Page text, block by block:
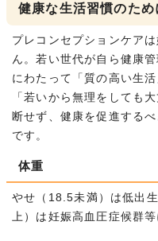
健康な生活習慣のため
プレコンセプションケア
ん。若い世代が自ら健康
にわたって「質の高い生
「若いから無理をしても
断せず、健康を促進する
です。
体重
やせ（18.5未満）は低出
上）は妊娠高血圧症候群等